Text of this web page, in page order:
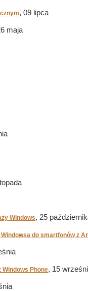
, 09 lipca
maja
Windows, 25
do smartfonów z
Windows Phone, 15